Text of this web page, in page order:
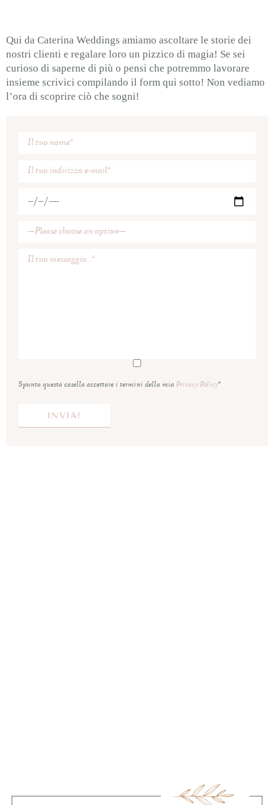
Qui da Caterina Weddings amiamo ascoltare le storie dei
nostri clienti e regalare loro un pizzico di magia! Se sei
curioso di saperne di più o pensi che potremmo lavorare
insieme scrivici compilando il form qui sotto! Non vediamo
l’ora di scoprire ciò che sogni!
Spunta questa casella accettare i termini della mia Privacy Policy*